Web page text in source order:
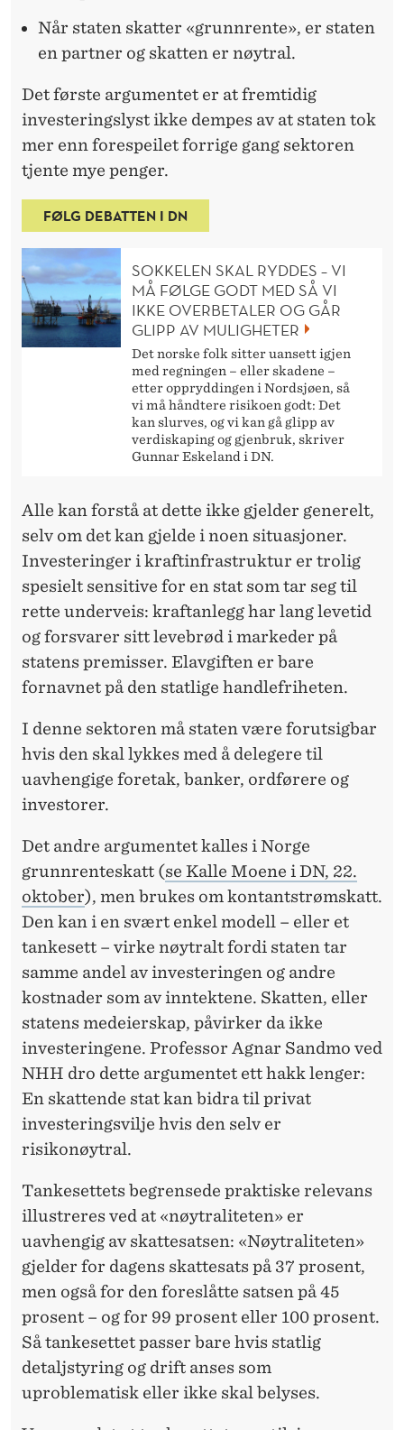
Når staten skatter «grunnrente», er staten
en partner og skatten er nøytral.
Det første argumentet er at fremtidig
investeringslyst ikke dempes av at staten tok
mer enn forespeilet forrige gang sektoren
tjente mye penger.
FØLG DEBATTEN I DN
SOKKELEN SKAL RYDDES – VI
MÅ FØLGE GODT MED SÅ VI
IKKE OVERBETALER OG GÅR
GLIPP AV MULIGHETER
Det norske folk sitter uansett igjen
med regningen – eller skadene –
etter oppryddingen i Nordsjøen, så
vi må håndtere risikoen godt: Det
kan slurves, og vi kan gå glipp av
verdiskaping og gjenbruk, skriver
Gunnar Eskeland i DN.
Alle kan forstå at dette ikke gjelder generelt,
selv om det kan gjelde i noen situasjoner.
Investeringer i kraftinfrastruktur er trolig
spesielt sensitive for en stat som tar seg til
rette underveis: kraftanlegg har lang levetid
og forsvarer sitt levebrød i markeder på
statens premisser. Elavgiften er bare
fornavnet på den statlige handlefriheten.
I denne sektoren må staten være forutsigbar
hvis den skal lykkes med å delegere til
uavhengige foretak, banker, ordførere og
investorer.
Det andre argumentet kalles i Norge
grunnrenteskatt (se Kalle Moene i DN, 22.
oktober), men brukes om kontantstrømskatt.
Den kan i en svært enkel modell – eller et
tankesett – virke nøytralt fordi staten tar
samme andel av investeringen og andre
kostnader som av inntektene. Skatten, eller
statens medeierskap, påvirker da ikke
investeringene. Professor Agnar Sandmo ved
NHH dro dette argumentet ett hakk lenger:
En skattende stat kan bidra til privat
investeringsvilje hvis den selv er
risikonøytral.
Tankesettets begrensede praktiske relevans
illustreres ved at «nøytraliteten» er
uavhengig av skattesatsen: «Nøytraliteten»
gjelder for dagens skattesats på 37 prosent,
men også for den foreslåtte satsen på 45
prosent – og for 99 prosent eller 100 prosent.
Så tankesettet passer bare hvis statlig
detaljstyring og drift anses som
uproblematisk eller ikke skal belyses.